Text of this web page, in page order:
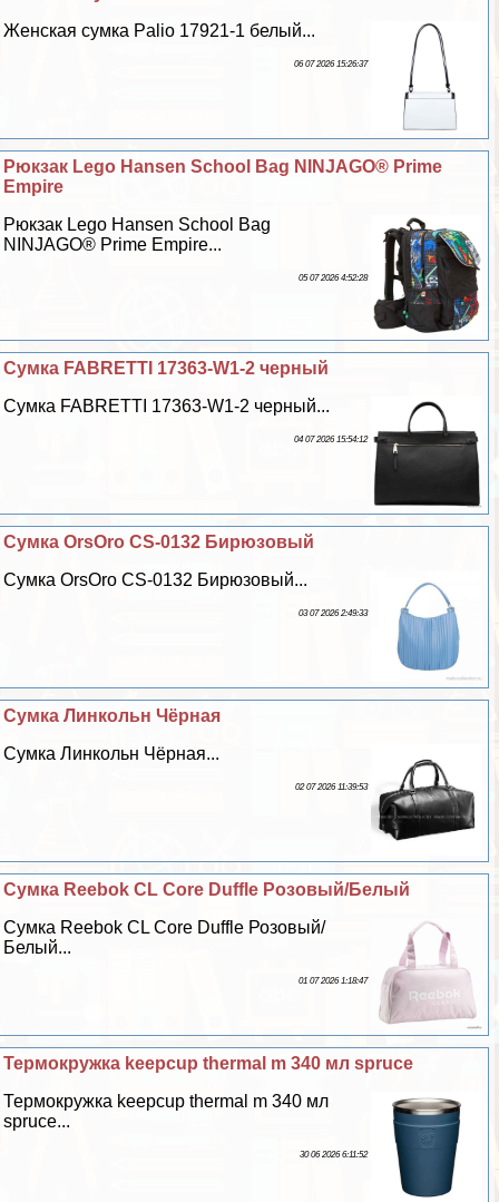
Женская сумка Palio 17921-1 белый...
06 07 2026 15:26:37
Рюкзак Lego Hansen School Bag NINJAGO® Prime
Empire
Рюкзак Lego Hansen School Bag
NINJAGO® Prime Empire...
05 07 2026 4:52:28
Сумка FABRETTI 17363-W1-2 черный
Сумка FABRETTI 17363-W1-2 черный...
04 07 2026 15:54:12
Сумка OrsOro CS-0132 Бирюзовый
Сумка OrsOro CS-0132 Бирюзовый...
03 07 2026 2:49:33
Сумка Линкольн Чёрная
Сумка Линкольн Чёрная...
02 07 2026 11:39:53
Сумка Reebok CL Core Duffle Розовый/Белый
Сумка Reebok CL Core Duffle Розовый/
Белый...
01 07 2026 1:18:47
Термокружка keepcup thermal m 340 мл spruce
Термокружка keepcup thermal m 340 мл
spruce...
30 06 2026 6:11:52